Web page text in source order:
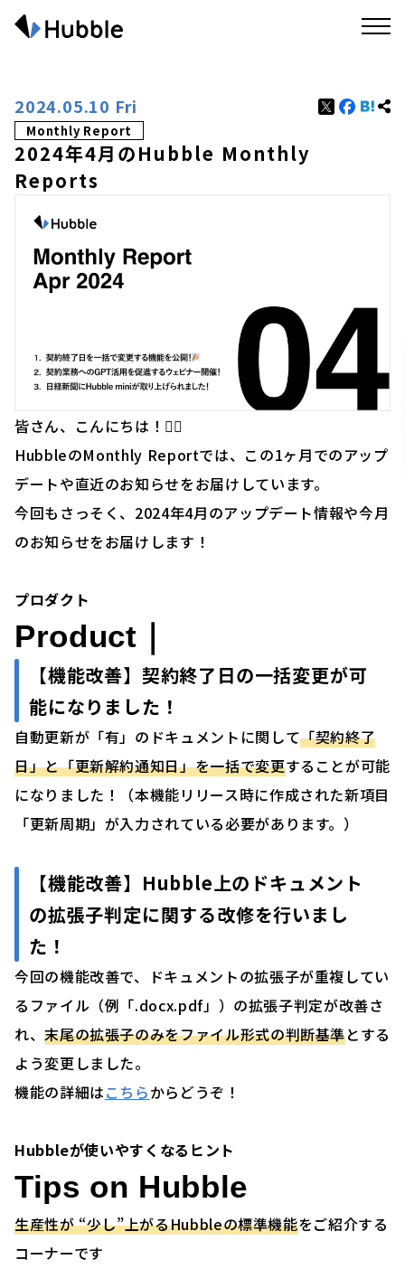
2024.05.10 Fri
Monthly Report
2024年4月のHubble Monthly
Reports
皆さん、こんにちは！🙋‍♂️
HubbleのMonthly Reportでは、この1ヶ月でのアップ
デートや直近のお知らせをお届けしています。
今回もさっそく、2024年4月のアップデート情報や今月
のお知らせをお届けします！
プロダクト
Product｜
【機能改善】契約終了日の一括変更が可
能になりました！
自動更新が「有」のドキュメントに関して「契約終了
日」と「更新解約通知日」を一括で変更することが可能
になりました！（本機能リリース時に作成された新項目
「更新周期」が入力されている必要があります。）
【機能改善】Hubble上のドキュメント
の拡張子判定に関する改修を行いまし
た！
今回の機能改善で、ドキュメントの拡張子が重複してい
るファイル（例「.docx.pdf」）の拡張子判定が改善さ
れ、末尾の拡張子のみをファイル形式の判断基準とする
よう変更しました。
機能の詳細はこちらからどうぞ！
Hubbleが使いやすくなるヒント
Tips on Hubble
生産性が “少し”上がるHubbleの標準機能をご紹介する
コーナーです